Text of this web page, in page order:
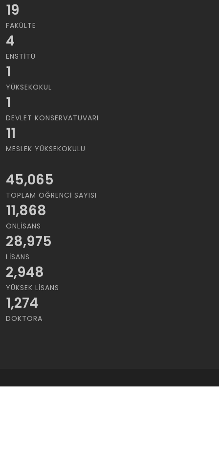
19
FAKÜLTE
4
ENSTITÜ
1
YÜKSEKOKUL
1
DEVLET KONSERVATUVARI
11
MESLEK YÜKSEKOKULU
45,065
TOPLAM ÖĞRENCI SAYISI
11,868
ÖNLISANS
28,975
LISANS
2,948
YÜKSEK LISANS
1,274
DOKTORA